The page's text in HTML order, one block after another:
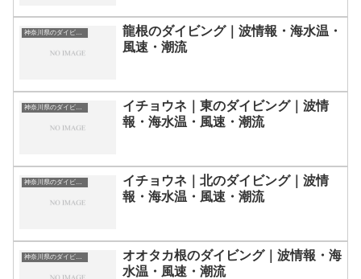
神奈川県のダイビングスポット・ポイント一覧
龍根のダイビング｜波情報・海水温・
風速・潮流
神奈川県のダイビングスポット・ポイント一覧
イチョウネ｜東のダイビング｜波情
報・海水温・風速・潮流
神奈川県のダイビングスポット・ポイント一覧
イチョウネ｜北のダイビング｜波情
報・海水温・風速・潮流
神奈川県のダイビングスポット・ポイント一覧
オオタカ根のダイビング｜波情報・海
水温・風速・潮流